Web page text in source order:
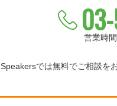
営業時
Speakersでは無料でご相談を